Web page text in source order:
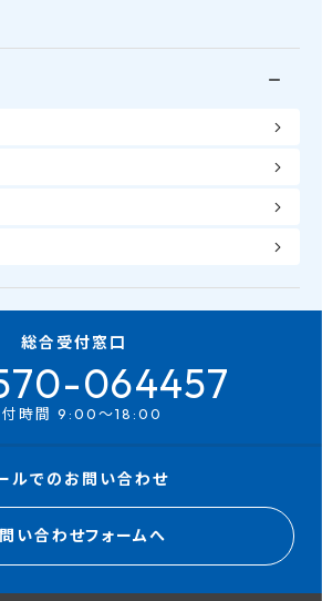
総合受付窓口
064457
付時間 9:00～18:00
ルでのお問い合わせ
い合わせフォームへ